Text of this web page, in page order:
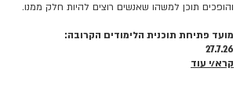
והופכים תוכן למשהו שאנשים רוצים להיות חלק ממנו.
מועד פתיחת תוכנית הלימודים הקרובה:
27.7.26
קרא/י עוד